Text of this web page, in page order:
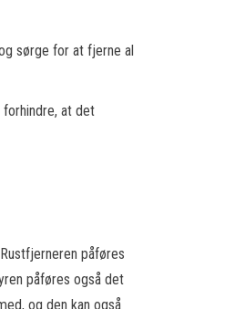
sørge for at fjerne al
at det
påføres
påføres også det
og den kan også